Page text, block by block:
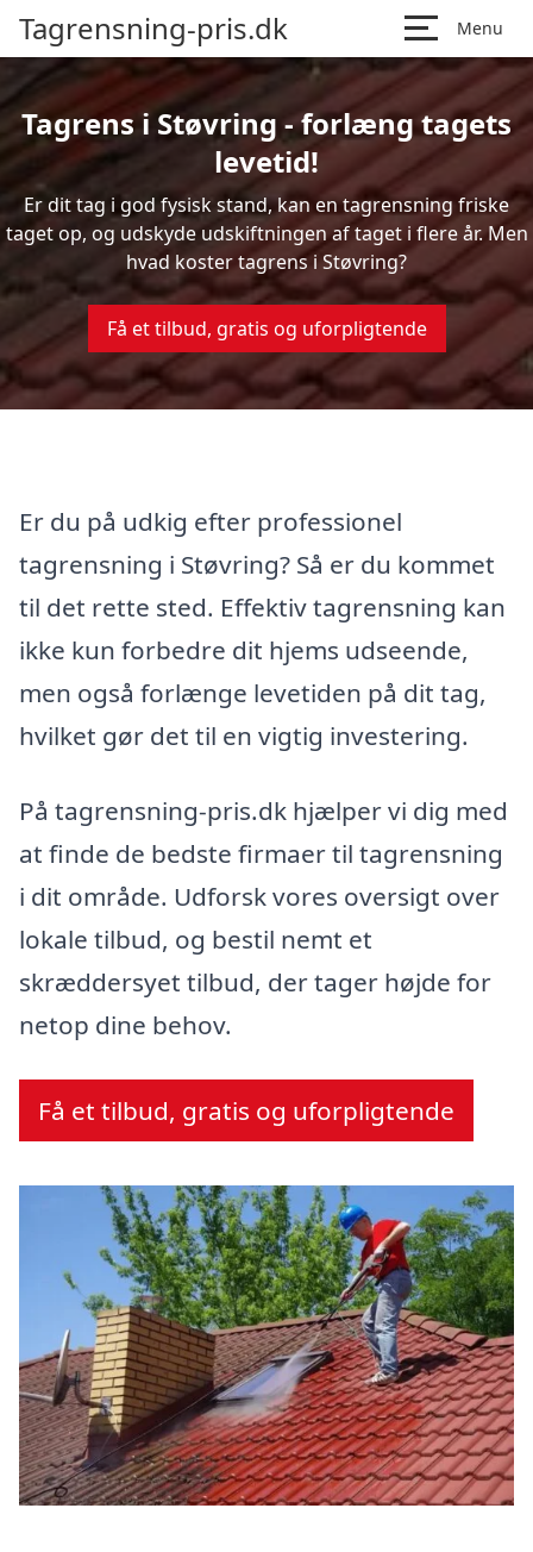
Tagrensning-pris.dk Menu
Tagrens i Støvring - forlæng tagets
levetid!
Er dit tag i god fysisk stand, kan en tagrensning friske
taget op, og udskyde udskiftningen af taget i flere år. Men
hvad koster tagrens i Støvring?
Få et tilbud, gratis og uforpligtende
Er du på udkig efter professionel
tagrensning i Støvring? Så er du kommet
til det rette sted. Effektiv tagrensning kan
ikke kun forbedre dit hjems udseende,
men også forlænge levetiden på dit tag,
hvilket gør det til en vigtig investering.
På tagrensning-pris.dk hjælper vi dig med
at finde de bedste firmaer til tagrensning
i dit område. Udforsk vores oversigt over
lokale tilbud, og bestil nemt et
skræddersyet tilbud, der tager højde for
netop dine behov.
Få et tilbud, gratis og uforpligtende